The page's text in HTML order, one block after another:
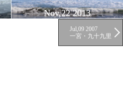
Nov,22 2013
Jul,09 2007
一宮・九十九里